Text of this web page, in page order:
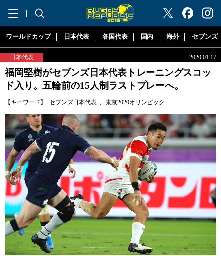
"ラグビーリパブリック"
ワールドカップ 日本代表 各国代表 国内 海外 セブンズ
日本代表 2020.01.17
福岡堅樹がセブンズ日本代表トレーニングスコッ
ド入り。五輪前の15人制ラストプレーへ。
【キーワード】 セブンズ日本代表 , 東京2020オリンピック